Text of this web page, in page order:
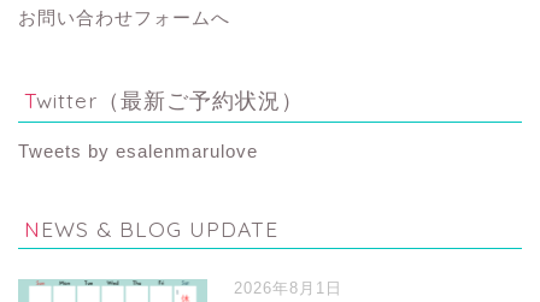
お問い合わせフォームへ
Twitter（最新ご予約状況）
Tweets by esalenmarulove
NEWS & BLOG UPDATE
2026年8月1日